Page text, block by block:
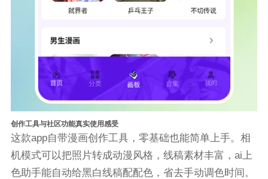
创作工具与社区功能真实使用感受
这款app自带漫画创作工具，零基础也能简单上手。相
机模式可以把照片转成动漫风格，线稿素材丰富，ai上
色助手能自动给黑白线稿配配色，省去手动调色时间。